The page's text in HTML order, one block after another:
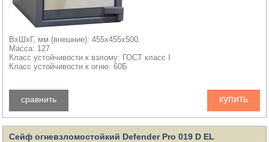
ВхШхГ, мм (внешние): 455x455x500
Масса: 127
Класс устойчивости к взлому: ГОСТ класс I
Класс устойчивости к огню: 60Б
купить
сравнить
Сейф огневзломостойкий Defender Pro 019 D EL